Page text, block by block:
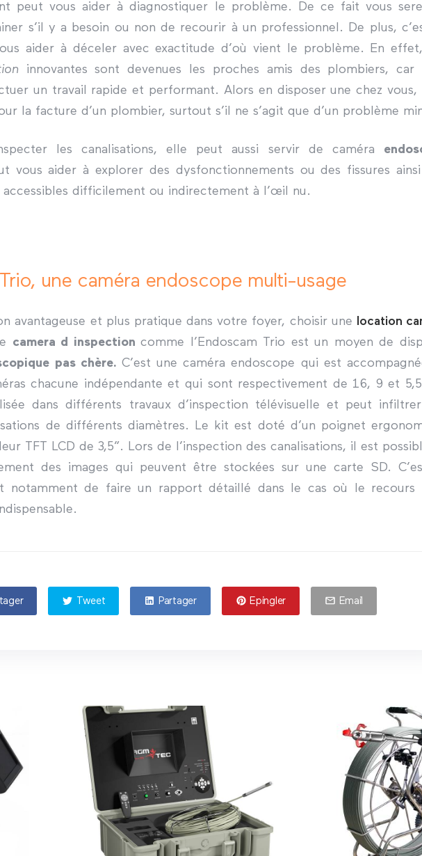
peut vous aider à diagnostiquer le problème. De ce fait vous
s’il y a besoin ou non de recourir à un professionnel. De plus,
aider à déceler avec exactitude d’où vient le problème. En
innovantes sont devenues les proches amis des plombiers, car
un travail rapide et performant. Alors en disposer une chez vous,
la facture d’un plombier, surtout s’il ne s’agit que d’un problème
les canalisations, elle peut aussi servir de caméra
vous aider à explorer des dysfonctionnements ou des fissures
difficilement ou indirectement à l’œil nu.
Trio, une caméra endoscope multi-usage
avantageuse et plus pratique dans votre foyer, choisir une
location
camera d inspectioncomme l’Endoscam Trio est un moyen de
pas chère. C’est une caméra endoscope qui est
chacune indépendante et qui sont respectivement de 16, 9 et
dans différents travaux d’inspection télévisuelle et peut
de différents diamètres. Le kit est doté d’un poignet
TFT LCD de 3,5”. Lors de l’inspection des canalisations, il est
des images qui peuvent être stockées sur une carte SD.
notamment de faire un rapport détaillé dans le cas où le recours
Tweet Partager Epingler Email